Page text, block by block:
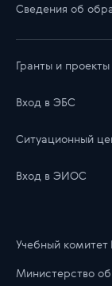
Сведения об
Гранты и проекты
Вход в ЭБС
Ситуационный
Вход в ЭИОС
Учебный
Министерство